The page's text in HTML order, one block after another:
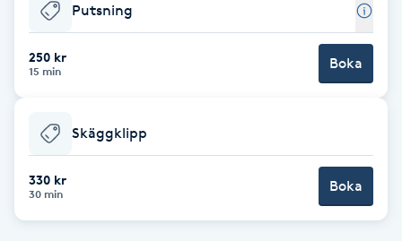
Bottenfärg
Brynformning
Brynplockning
Bröllopsuppsättning
Putsning
250 kr
15 min Boka
Skäggklipp
330 kr
30 min Boka